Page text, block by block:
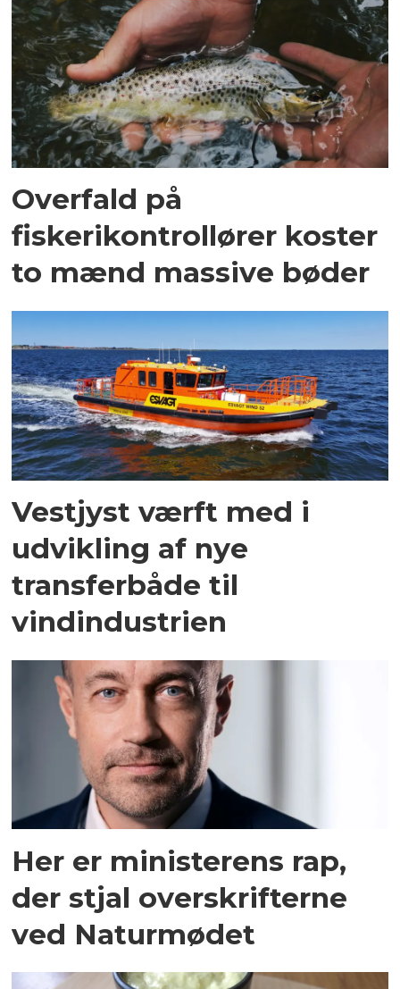
Overfald på
fiskerikontrollører koster
to mænd massive bøder
Vestjyst værft med i
udvikling af nye
transferbåde til
vindindustrien
Her er ministerens rap,
der stjal overskrifterne
ved Naturmødet